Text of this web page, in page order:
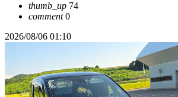
thumb_up 74
comment0
2026/08/06 01:10